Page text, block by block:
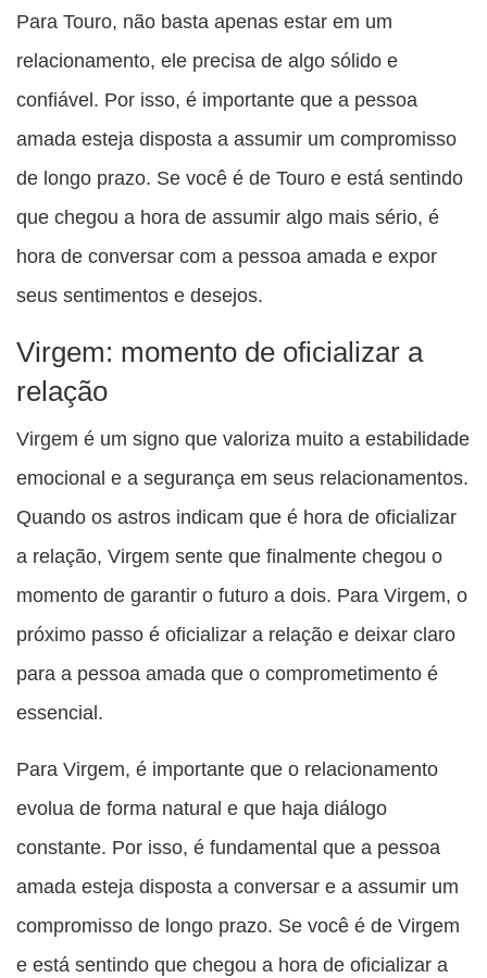
Para Touro, não basta apenas estar em um
relacionamento, ele precisa de algo sólido e
confiável. Por isso, é importante que a pessoa
amada esteja disposta a assumir um compromisso
de longo prazo. Se você é de Touro e está sentindo
que chegou a hora de assumir algo mais sério, é
hora de conversar com a pessoa amada e expor
seus sentimentos e desejos.
Virgem: momento de oficializar a
relação
Virgem é um signo que valoriza muito a estabilidade
emocional e a segurança em seus relacionamentos.
Quando os astros indicam que é hora de oficializar
a relação, Virgem sente que finalmente chegou o
momento de garantir o futuro a dois. Para Virgem, o
próximo passo é oficializar a relação e deixar claro
para a pessoa amada que o comprometimento é
essencial.
Para Virgem, é importante que o relacionamento
evolua de forma natural e que haja diálogo
constante. Por isso, é fundamental que a pessoa
amada esteja disposta a conversar e a assumir um
compromisso de longo prazo. Se você é de Virgem
e está sentindo que chegou a hora de oficializar a